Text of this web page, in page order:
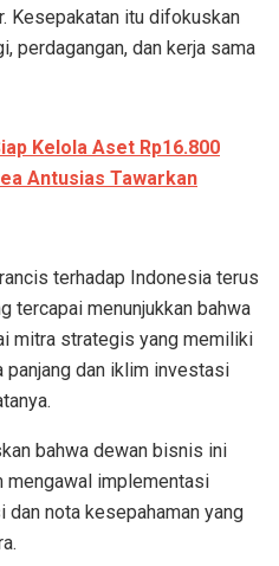
Kesepakatan itu difokuskan
perdagangan, dan kerja sama
Kelola Aset Rp16.800
Antusias Tawarkan
terhadap Indonesia terus
tercapai menunjukkan bahwa
mitra strategis yang memiliki
panjang dan iklim investasi
bahwa dewan bisnis ini
mengawal implementasi
nota kesepahaman yang